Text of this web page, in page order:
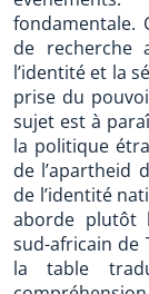
fondamentale.
de recherche
l’identité et la
prise du
sujet est à
la politique
de l’apartheid
de l’identité
aborde plutôt
sud-africain de
la table